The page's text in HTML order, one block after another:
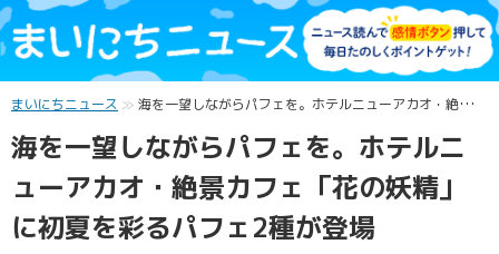
まいにちニュース 海を一望しながらパフェを。ホテルニューアカオ・絶景カフェ「花の妖精」に初夏を彩るパフェ2種が登場
海を一望しながらパフェを。ホテルニ
ューアカオ・絶景カフェ「花の妖精」
に初夏を彩るパフェ2種が登場